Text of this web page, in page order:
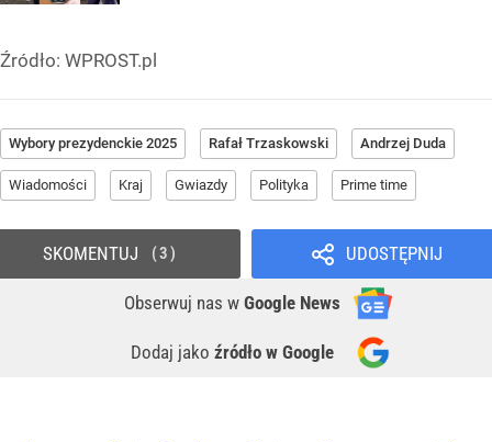
Źródło: WPROST.pl
Wybory prezydenckie 2025 Rafał Trzaskowski Andrzej Duda
Wiadomości Kraj Gwiazdy Polityka Prime time
UDOSTĘPNIJ
Obserwuj nas w Google News
Dodaj jako źródło w Google
SKOMENTUJ 3